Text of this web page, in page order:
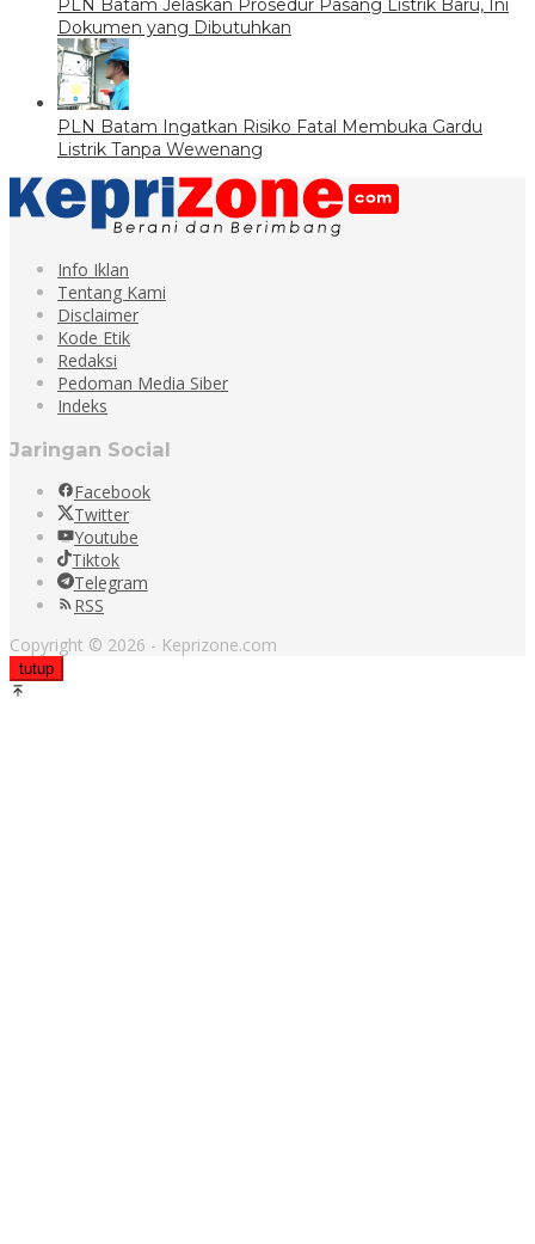
PLN Batam Jelaskan Prosedur Pasang Listrik Baru, Ini
Dokumen yang Dibutuhkan
PLN Batam Ingatkan Risiko Fatal Membuka Gardu
Listrik Tanpa Wewenang
Info Iklan
Tentang Kami
Disclaimer
Kode Etik
Redaksi
Pedoman Media Siber
Indeks
Jaringan Social
Facebook
Twitter
Youtube
Tiktok
Telegram
RSS
Copyright © 2026 - Keprizone.com
tutup